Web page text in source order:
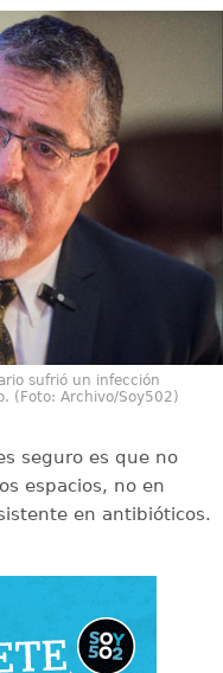
sufrió un infección
(Foto: Archivo/Soy502)
seguro es que no
espacios, no en
en antibióticos.